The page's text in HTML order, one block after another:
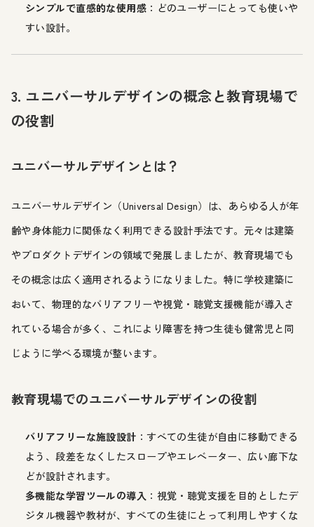
シンプルで直感的な使用感 ：どのユーザーにとっても使いや
すい設計。
3. ユニバーサルデザインの概念と教育現場で
の役割
ユニバーサルデザインとは？
ユニバーサルデザイン（Universal Design）は、あらゆる人が年
齢や身体能力に関係なく利用できる設計手法です。元々は建築
やプロダクトデザインの領域で発展しましたが、教育現場でも
その概念は広く適用されるようになりました。特に学校建築に
おいて、物理的なバリアフリーや視覚・聴覚支援機能が導入さ
れている場合が多く、これにより障害を持つ生徒も健常児と同
じように学べる環境が整います。
教育現場でのユニバーサルデザインの役割
バリアフリーな施設設計 ：すべての生徒が自由に移動できる
よう、段差をなくしたスロープやエレベーター、広い廊下な
どが設計されます。
多機能な学習ツールの導入 ：視覚・聴覚支援を目的としたデ
ジタル機器や教材が、すべての生徒にとって利用しやすくな